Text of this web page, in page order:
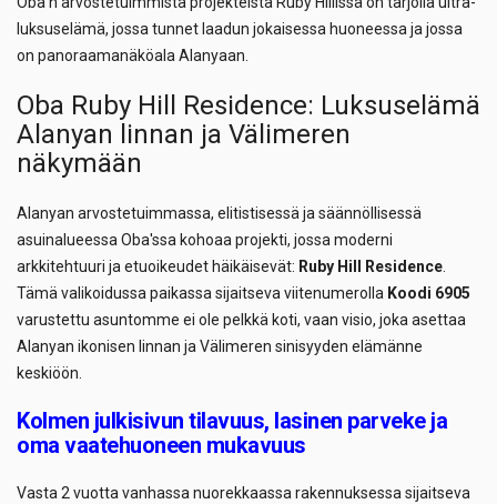
luksuselämä, jossa tunnet laadun jokaisessa huoneessa ja jossa
on panoraamanäköala Alanyaan.
Oba Ruby Hill Residence: Luksuselämä
Alanyan linnan ja Välimeren
näkymään
Alanyan arvostetuimmassa, elitistisessä ja säännöllisessä
asuinalueessa Oba'ssa kohoaa projekti, jossa moderni
arkkitehtuuri ja etuoikeudet häikäisevät: Ruby Hill Residence.
Tämä valikoidussa paikassa sijaitseva viitenumerolla Koodi 6905
varustettu asuntomme ei ole pelkkä koti, vaan visio, joka asettaa
Alanyan ikonisen linnan ja Välimeren sinisyyden elämänne
keskiöön.
Kolmen julkisivun tilavuus, lasinen parveke ja
oma vaatehuoneen mukavuus
Vasta 2 vuotta vanhassa nuorekkaassa rakennuksessa sijaitseva